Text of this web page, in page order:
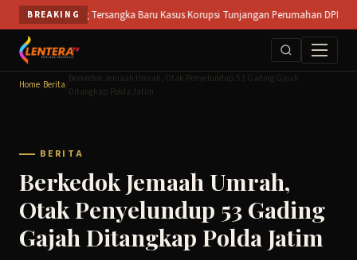
Skip
to
content
BREAKING
Buka Peluang Tersangka Baru Kasus Korupsi Tunjangan Perumahan DPRD ||
Home Berita
Berkedok Jemaah Umrah, Otak Penyelundup 53 Gading Gajah
Ditangkap Polda Jatim
BERITA
Berkedok Jemaah Umrah,
Otak Penyelundup 53 Gading
Gajah Ditangkap Polda Jatim